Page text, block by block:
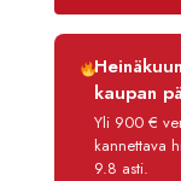
Luottoaika
Korko
Käsittelymaksu
Maksettava
kaupan
Yli 900 €
kannettava
9.8 asti.